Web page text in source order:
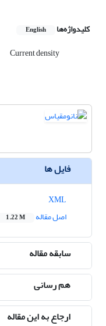
کلیدواژه‌ها English
Current density
فایل ها
اصل مقاله
1.22 M
سابقه مقاله
هم رسانی
ارجاع به این مقاله